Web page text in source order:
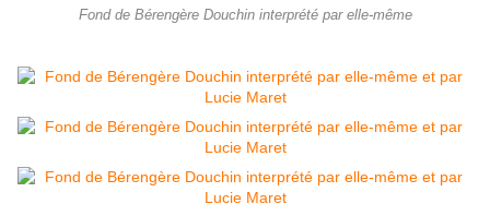
Fond de Bérengère Douchin interprété par elle-même